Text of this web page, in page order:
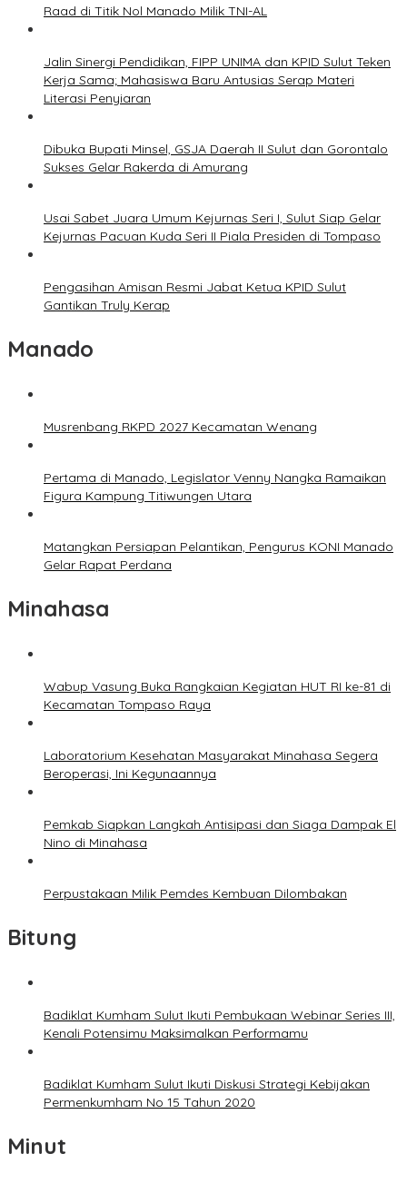
Raad di Titik Nol Manado Milik TNI-AL
Jalin Sinergi Pendidikan, FIPP UNIMA dan KPID Sulut Teken
Kerja Sama; Mahasiswa Baru Antusias Serap Materi
Literasi Penyiaran
Dibuka Bupati Minsel, GSJA Daerah II Sulut dan Gorontalo
Sukses Gelar Rakerda di Amurang
Usai Sabet Juara Umum Kejurnas Seri I, Sulut Siap Gelar
Kejurnas Pacuan Kuda Seri II Piala Presiden di Tompaso
Pengasihan Amisan Resmi Jabat Ketua KPID Sulut
Gantikan Truly Kerap
Manado
Musrenbang RKPD 2027 Kecamatan Wenang
Pertama di Manado, Legislator Venny Nangka Ramaikan
Figura Kampung Titiwungen Utara
Matangkan Persiapan Pelantikan, Pengurus KONI Manado
Gelar Rapat Perdana
Minahasa
Wabup Vasung Buka Rangkaian Kegiatan HUT RI ke-81 di
Kecamatan Tompaso Raya
Laboratorium Kesehatan Masyarakat Minahasa Segera
Beroperasi, Ini Kegunaannya
Pemkab Siapkan Langkah Antisipasi dan Siaga Dampak El
Nino di Minahasa
Perpustakaan Milik Pemdes Kembuan Dilombakan
Bitung
Badiklat Kumham Sulut Ikuti Pembukaan Webinar Series III,
Kenali Potensimu Maksimalkan Performamu
Badiklat Kumham Sulut Ikuti Diskusi Strategi Kebijakan
Permenkumham No 15 Tahun 2020
Minut